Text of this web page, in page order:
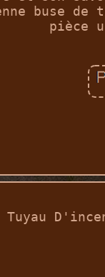
buse
pièce
Tuyau